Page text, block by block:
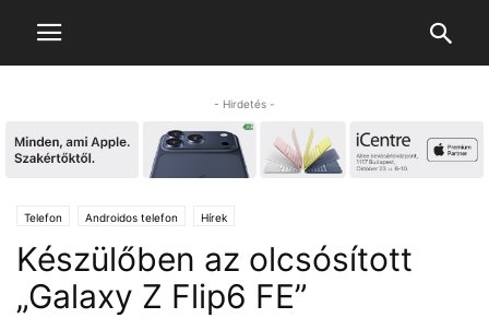
- Hirdetés -
Telefon Androidos telefon Hírek
Készülőben az olcsósított
„Galaxy Z Flip6 FE”